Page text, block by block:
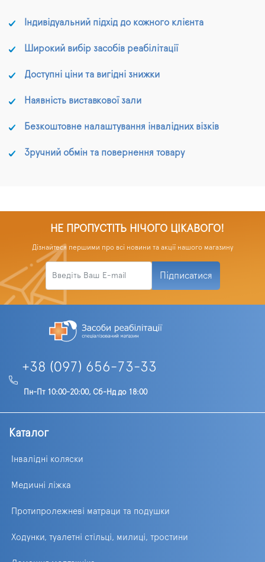
Індивідуальний підхід до кожного клієнта
Широкий вибір засобів реабілітації
Доступні ціни та вигідні знижки
Наявність виставкової зали
Безкоштовне налаштування інвалідних візків
Зручний обмін та повернення товару
НЕ ПРОПУСТІТЬ НІЧОГО ЦІКАВОГО!
Дізнайтеся першими про всі новини та акції нашого магазину
Підписатися
+38 (097) 656-73-33
Пн-Пт 10:00-20:00, Сб-Нд до 18:00
Каталог
Інвалідні коляски
Медичні ліжка
Протипролежневі матраци та подушки
Ходунки, туалетні стільці, милиці, тростини